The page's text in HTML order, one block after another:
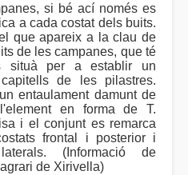
si bé ací només es
a cada costat dels buits.
que apareix a la clau de
de les campanes, que té
per a establir un
de les pilastres.
entaulament damunt de
en forma de T.
i el conjunt es remarca
frontal i posterior i
(Informació de
de Xirivella)